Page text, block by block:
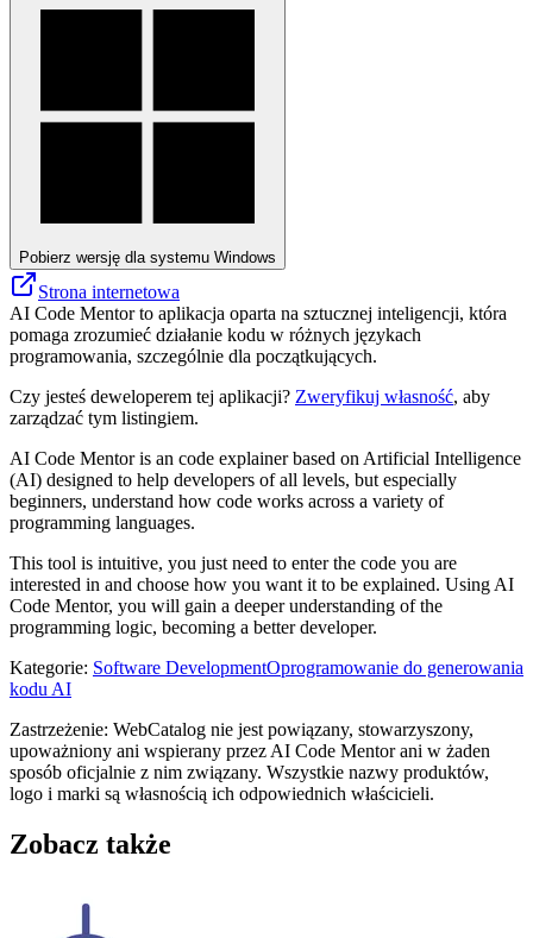
Pobierz wersję dla systemu Windows
Strona internetowa
AI Code Mentor to aplikacja oparta na sztucznej inteligencji, która
pomaga zrozumieć działanie kodu w różnych językach
programowania, szczególnie dla początkujących.
Czy jesteś deweloperem tej aplikacji? Zweryfikuj własność, aby
zarządzać tym listingiem.
AI Code Mentor is an code explainer based on Artificial Intelligence
(AI) designed to help developers of all levels, but especially
beginners, understand how code works across a variety of
programming languages.
This tool is intuitive, you just need to enter the code you are
interested in and choose how you want it to be explained. Using AI
Code Mentor, you will gain a deeper understanding of the
programming logic, becoming a better developer.
Kategorie: Software DevelopmentOprogramowanie do generowania
kodu AI
Zastrzeżenie: WebCatalog nie jest powiązany, stowarzyszony,
upoważniony ani wspierany przez AI Code Mentor ani w żaden
sposób oficjalnie z nim związany. Wszystkie nazwy produktów,
logo i marki są własnością ich odpowiednich właścicieli.
Zobacz także